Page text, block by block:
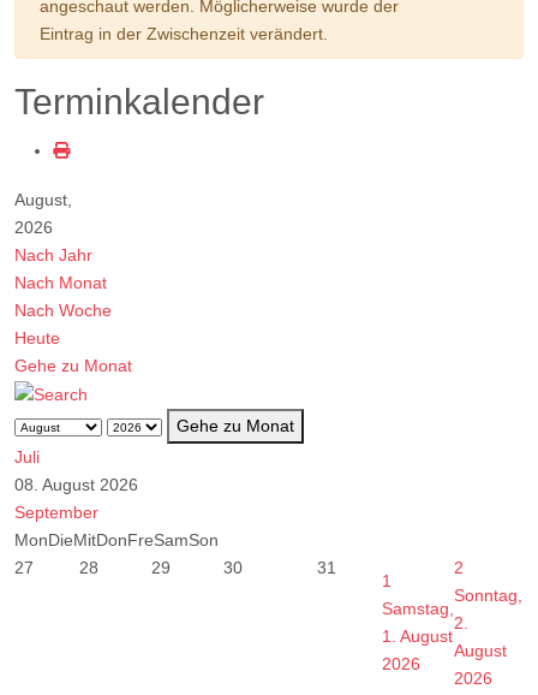
angeschaut werden. Möglicherweise wurde der
Eintrag in der Zwischenzeit verändert.
Terminkalender
August,
2026
Nach Jahr
Nach Monat
Nach Woche
Heute
Gehe zu Monat
Gehe zu Monat
Juli
08. August 2026
September
MonDieMitDonFreSamSon
27
28 29 30 31
1
Samstag,
1. August
2026
2
Sonntag,
2.
August
2026